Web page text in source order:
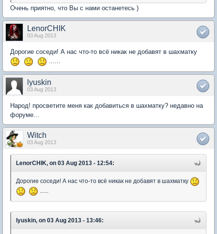
Очень приятно, что Вы с нами останетесь )
LenorCHIK
03 Aug 2013
Дорогие соседи! А нас что-то всё никак не добавят в шахматку
......
lyuskin
03 Aug 2013
Народ! просветите меня как добавиться в шахматку? недавно на
форуме...
Witch
03 Aug 2013
LenorCHIK, on 03 Aug 2013 - 12:54:
Дорогие соседи! А нас что-то всё никак не добавят в шахматку
lyuskin, on 03 Aug 2013 - 13:46: